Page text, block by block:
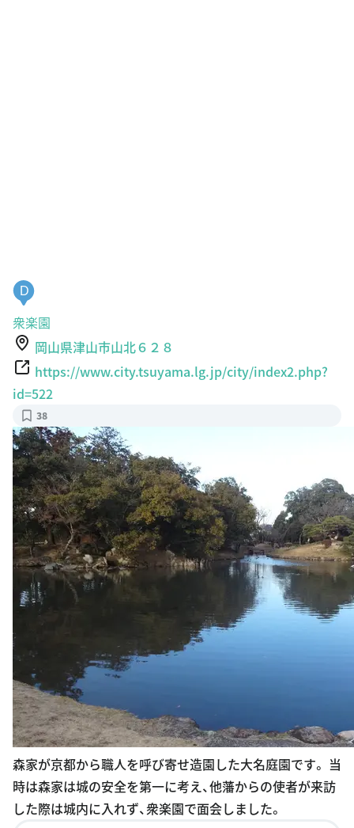
D
衆楽園
岡山県津山市山北６２８
https://www.city.tsuyama.lg.jp/city/index2.php?
id=522
38
森家が京都から職人を呼び寄せ造園した大名庭園です。 当
時は森家は城の安全を第一に考え、他藩からの使者が来訪
した際は城内に入れず、衆楽園で面会しました。